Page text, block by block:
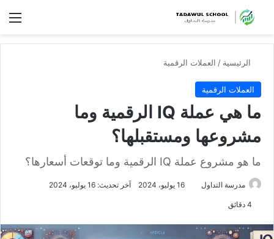
الرئيسية / العملات الرقمية
العملات الرقمية
ما هي عملة IQ الرقمية وما
مشروعها ومستقبلها؟
ما هو مشروع عملة IQ الرقمية وما توقعات أسعارها؟
مدرسة التداول 16 يوليو، 2024 آخر تحديث: 16 يوليو، 2024